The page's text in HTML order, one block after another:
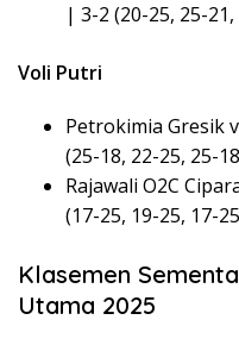
| 3-2 (20-25, 25-
Voli Putri
Petrokimia Gresik
(25-18, 22-25, 25-
Rajawali O2C
(17-25, 19-25, 17-
Klasemen
Utama 2025